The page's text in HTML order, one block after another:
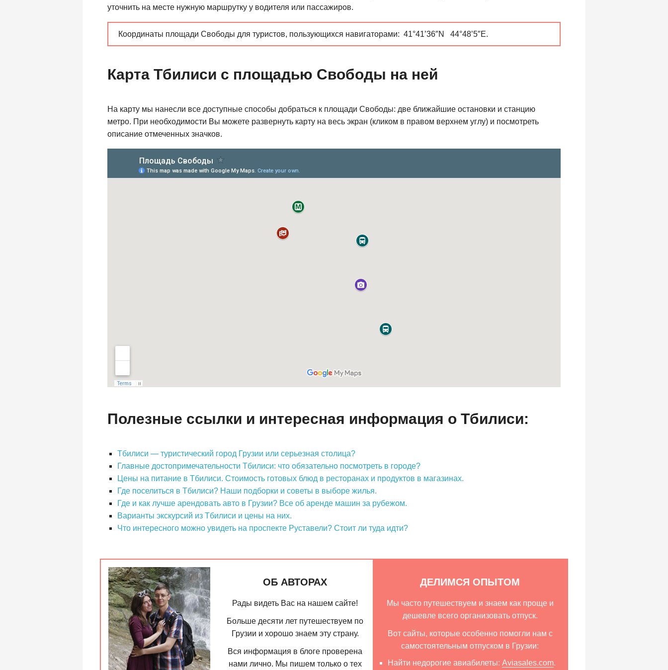
уточнить на месте нужную маршрутку у водителя или пассажиров.
Координаты площади Свободы для туристов, пользующихся навигаторами: 41°41’36″N 44°48’5″E.
Карта Тбилиси с площадью Свободы на ней
На карту мы нанесли все доступные способы добраться к площади Свободы: две ближайшие остановки и станцию
метро. При необходимости Вы можете развернуть карту на весь экран (кликом в правом верхнем углу) и посмотреть
описание отмеченных значков.
Полезные ссылки и интересная информация о Тбилиси:
Тбилиси — туристический город Грузии или серьезная столица?
Главные достопримечательности Тбилиси: что обязательно посмотреть в городе?
Цены на питание в Тбилиси. Стоимость готовых блюд в ресторанах и продуктов в магазинах.
Где поселиться в Тбилиси? Наши подборки и советы в выборе жилья.
Где и как лучше арендовать авто в Грузии? Все об аренде машин за рубежом.
Варианты экскурсий из Тбилиси и цены на них.
Что интересного можно увидеть на проспекте Руставели? Стоит ли туда идти?
ОБ АВТОРАХ
Рады видеть Вас на нашем сайте!
Больше десяти лет путешествуем по
Грузии и хорошо знаем эту страну.
Вся информация в блоге проверена
нами лично. Мы пишем только о тех
ДЕЛИМСЯ ОПЫТОМ
Мы часто путешествуем и знаем как проще и
дешевле всего организовать отпуск.
Вот сайты, которые особенно помогли нам с
самостоятельным отпуском в Грузии:
Найти недорогие авиабилеты:Aviasales.com.